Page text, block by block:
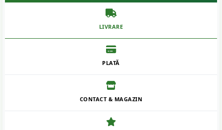
LIVRARE
PLATĂ
CONTACT & MAGAZIN